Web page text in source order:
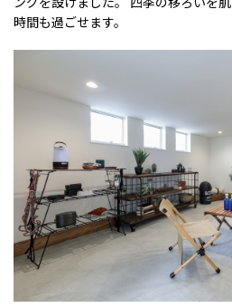
時間も過ごせます。